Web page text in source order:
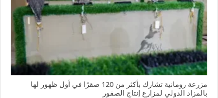
مزرعة رومانية تشارك بأكثر من 120 صقرًا في أول ظهور لها
بالمزاد الدولي لمزارع إنتاج الصقور